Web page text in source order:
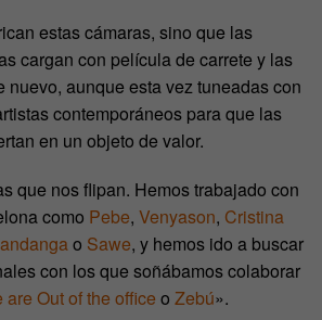
estas cámaras, sino que las
cargan con película de carrete y las
nuevo, aunque esta vez tuneadas con
contemporáneos para que las
en un objeto de valor.
que nos flipan. Hemos trabajado con
como Pebe, Venyason, Cristina
o Sawe, y hemos ido a buscar
con los que soñábamos colaborar
are Out of the office o Zebú».